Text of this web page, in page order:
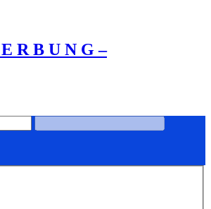
R Β U Ν G –